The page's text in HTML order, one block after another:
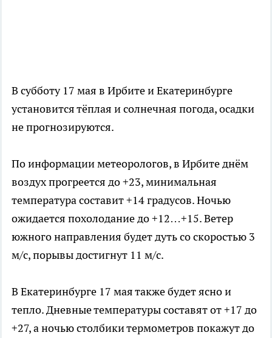
В субботу 17 мая в Ирбите и Екатеринбурге
установится тёплая и солнечная погода, осадки
не прогнозируются.
По информации метеорологов, в Ирбите днём
воздух прогреется до +23, минимальная
температура составит +14 градусов. Ночью
ожидается похолодание до +12…+15. Ветер
южного направления будет дуть со скоростью 3
м/с, порывы достигнут 11 м/с.
В Екатеринбурге 17 мая также будет ясно и
тепло. Дневные температуры составят от +17 до
+27, а ночью столбики термометров покажут до